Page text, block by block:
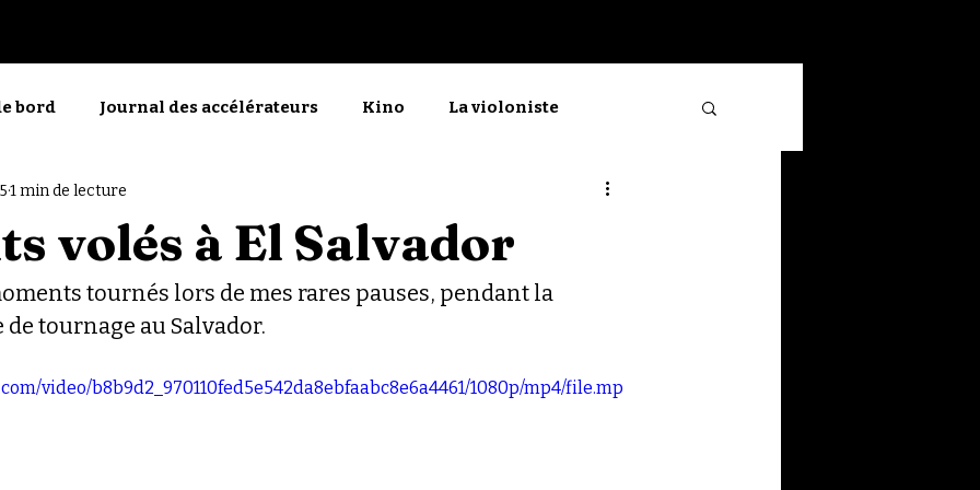
bord Journal des accélérateurs Kino La violoniste
La manifestante découragée
volés à El Salvador
1 min de lecture
tournés lors de mes rares pauses, pendant la
tournage au Salvador.
video/b8b9d2_970110fed5e542da8ebfaabc8e6a4461/1080p/mp4/file.mp